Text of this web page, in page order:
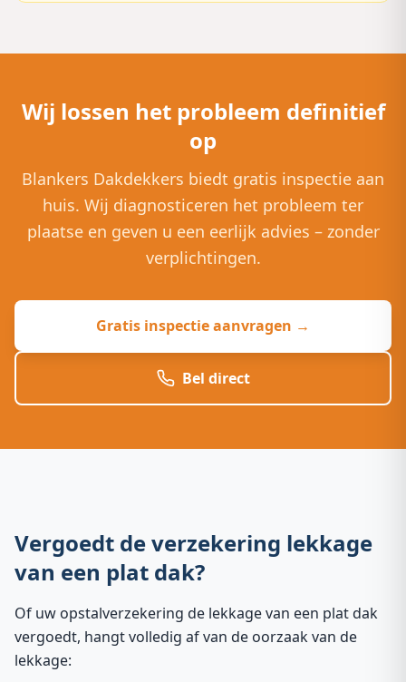
Wij lossen het probleem definitief
op
Blankers Dakdekkers biedt gratis inspectie aan
huis. Wij diagnosticeren het probleem ter
plaatse en geven u een eerlijk advies – zonder
verplichtingen.
Gratis inspectie aanvragen →
Bel direct
Vergoedt de verzekering lekkage
van een plat dak?
Of uw opstalverzekering de lekkage van een plat dak
vergoedt, hangt volledig af van de oorzaak van de
lekkage: